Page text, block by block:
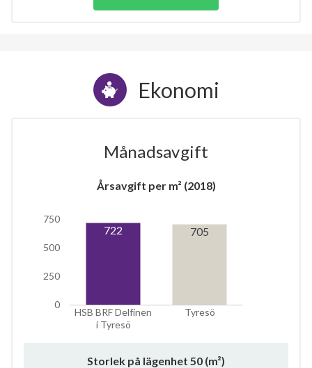
Ekonomi
Månadsavgift
Årsavgift per m² (2018)
HSB BRF Delfinen
i Tyresö
Tyresö
0
250
500
750
722 705
Storlek på lägenhet 50 (m²)